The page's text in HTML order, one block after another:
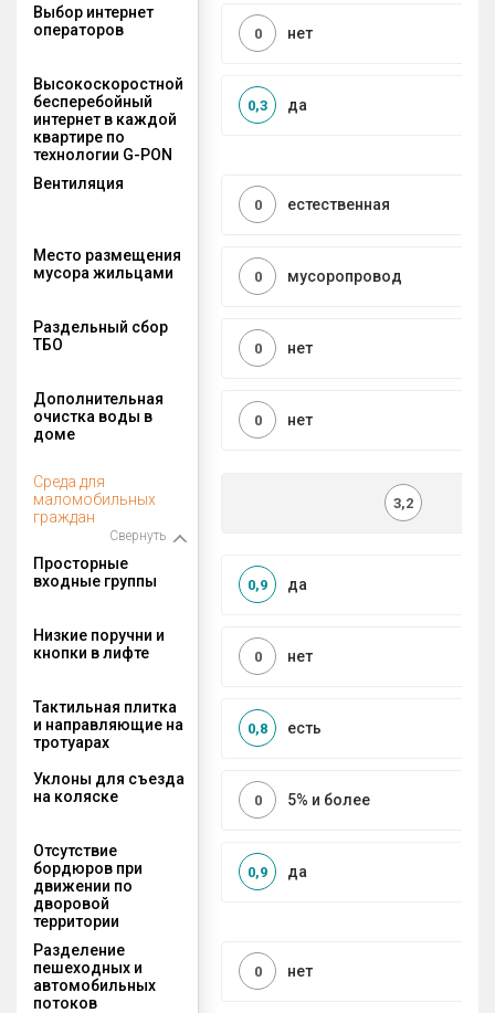
Выбор интернет
операторов
нет
0
Высокоскоростной
бесперебойный
интернет в каждой
квартире по
технологии G-PON
да
0,3
Вентиляция
естественная
0
Место размещения
мусора жильцами
мусоропровод
0
Раздельный сбор
ТБО
нет
0
Дополнительная
очистка воды в
доме
нет
0
Среда для
маломобильных
граждан
Свернуть
3,2
Просторные
входные группы
да
0,9
Низкие поручни и
кнопки в лифте
нет
0
Тактильная плитка
и направляющие на
тротуарах
есть
0,8
Уклоны для съезда
на коляске
5% и более
0
Отсутствие
бордюров при
движении по
дворовой
территории
да
0,9
Разделение
пешеходных и
автомобильных
потоков
нет
0